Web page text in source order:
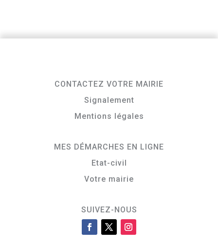
CONTACTEZ VOTRE MAIRIE
Signalement
Mentions légales
MES DÉMARCHES EN LIGNE
Etat-civil
Votre mairie
SUIVEZ-NOUS